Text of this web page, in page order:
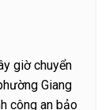
giờ chuyển
Giang
công an bảo